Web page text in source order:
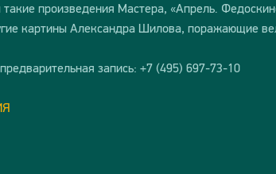
произведения Мастера, «Апрель.
картины Александра Шилова, поражающие
запись: +7 (495) 697-73-10